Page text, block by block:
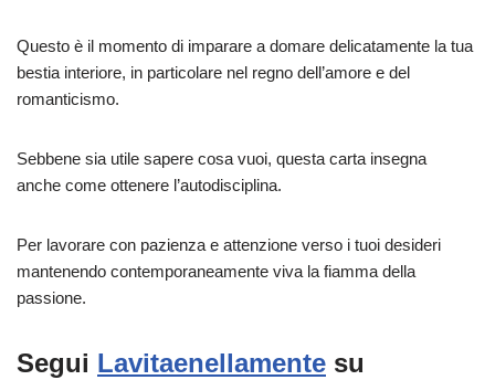
Questo è il momento di imparare a domare delicatamente la tua
bestia interiore, in particolare nel regno dell’amore e del
romanticismo.
Sebbene sia utile sapere cosa vuoi, questa carta insegna
anche come ottenere l’autodisciplina.
Per lavorare con pazienza e attenzione verso i tuoi desideri
mantenendo contemporaneamente viva la fiamma della
passione.
Segui Lavitaenellamente su